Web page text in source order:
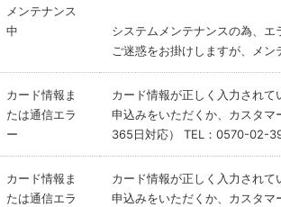
メンテナンス
中
システムメンテナンスの為、エ
ご迷惑をお掛けしますが、メ
カード情報ま
たは通信エラ
ー
カード情報が正しく入力され
申込みをいただくか、カスタ
365日対応） TEL：0570-02-
カード情報ま
たは通信エラ
カード情報が正しく入力され
申込みをいただくか、カスタ